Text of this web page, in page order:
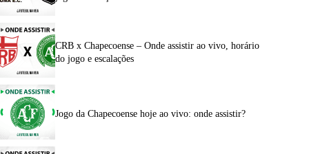
CRB x Chapecoense – Onde assistir ao vivo, horário
do jogo e escalações
Jogo da Chapecoense hoje ao vivo: onde assistir?